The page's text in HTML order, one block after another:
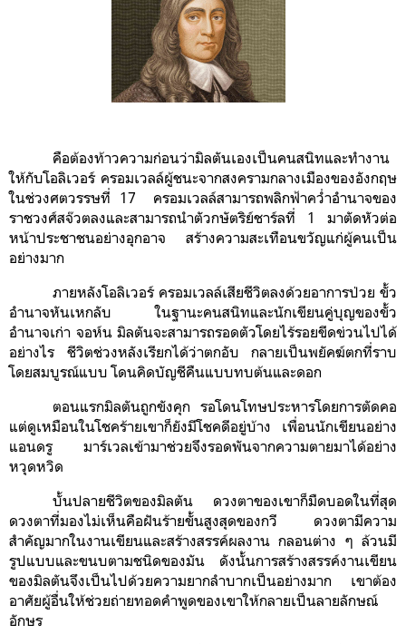
คือต้องท้าวความก่อนว่ามิลตันเองเป็นคนสนิทและทำงาน
ให้กับโอลิเวอร์ ครอมเวลล์ผู้ชนะจากสงครามกลางเมืองของอังกฤษ
ในช่วงศตวรรษที่ 17 ครอมเวลล์สามารถพลิกฟ้าคว่ำอำนาจของ
ราชวงศ์สจ๊วตลงและสามารถนำตัวกษัตริย์ชาร์ลที่ 1
มาตัดหัวต่อ
หน้าประชาชนอย่างอุกอาจ สร้างความสะเทือนขวัญแก่ผู้คนเป็น
อย่างมาก
ภายหลังโอลิเวอร์ ครอมเวลล์เสียชีวิตลงด้วยอาการป่วย ขั้ว
อำนาจหันเหกลับ ในฐานะคนสนิทและนักเขียนคู่บุญของขั้ว
อำนาจเก่า จอห์น มิลตันจะสามารถรอดตัวโดยไร้รอยขีดข่วนไปได้
อย่างไร ชีวิตช่วงหลังเรียกได้ว่าตกอับ กลายเป็นพยัคฆ์ตกที่ราบ
โดยสมบูรณ์แบบ โดนคิดบัญชีคืนแบบทบต้นและดอก
ตอนแรกมิลตันถูกขังคุก รอโดนโทษประหารโดยการตัดคอ
แต่ดูเหมือนในโชคร้ายเขาก็ยังมีโชคดีอยู่บ้าง เพื่อนนักเขียนอย่าง
แอนดรู มาร์เวลเข้ามาช่วยจึงรอดพันจากความตายมาได้อย่าง
หวุดหวิด
บั้นปลายชีวิตของมิลตัน ดวงตาของเขาก็มืดบอดในที่สุด
ดวงตาที่มองไม่เห็นคือฝันร้ายขั้นสูงสุดของกวี ดวงตามีความ
สำคัญมากในงานเขียนและสร้างสรรค์ผลงาน กลอนต่าง ๆ ล้วนมี
รูปแบบและขนบตามชนิดของมัน ดังนั้นการสร้างสรรค์งานเขียน
ของมิลตันจึงเป็นไปด้วยความยากลำบากเป็นอย่างมาก เขาต้อง
อาศัยผู้อื่นให้ช่วยถ่ายทอดคำพูดของเขาให้กลายเป็นลายลักษณ์
อักษร